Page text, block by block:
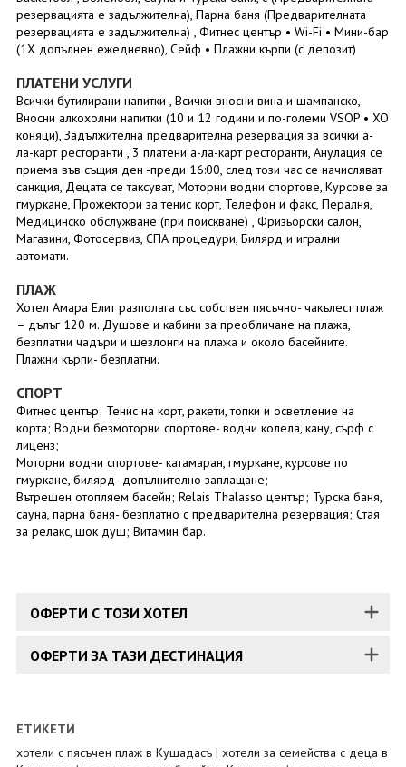
резервацията е задължителна), Парна баня (Предварителната
резервацията е задължителна) , Фитнес център • Wi-Fi • Мини-бар
(1X допълнен ежедневно), Сейф • Плажни кърпи (с депозит)
ПЛАТЕНИ УСЛУГИ
Всички бутилирани напитки , Всички вносни вина и шампанско,
Вносни алкохолни напитки (10 и 12 години и по-големи VSOP • XO
коняци), Задължителна предварителна резервация за всички а-
ла-карт ресторанти , 3 платени а-ла-карт ресторанти, Анулация се
приема във същия ден -преди 16:00, след този час се начисляват
санкция, Децата се таксуват, Моторни водни спортове, Курсове за
гмуркане, Прожектори за тенис корт, Телефон и факс, Пералня,
Медицинско обслужване (при поискване) , Фризьорски салон,
Магазини, Фотосервиз, СПА процедури, Билярд и игрални
автомати.
ПЛАЖ
Хотел Амара Елит разполага със собствен пясъчно- чакълест плаж
– дълъг 120 м. Душове и кабини за преобличане на плажа,
безплатни чадъри и шезлонги на плажа и около басейните.
Плажни кърпи- безплатни.
СПОРТ
Фитнес център; Тенис на корт, ракети, топки и осветление на
корта; Водни безмоторни спортове- водни колела, кану, сърф с
лиценз;
Моторни водни спортове- катамаран, гмуркане, курсове по
гмуркане, билярд- допълнително заплащане;
Вътрешен отопляем басейн; Relais Thalasso център; Турска баня,
сауна, парна баня- безплатно с предварителна резервация; Стая
за релакс, шок душ; Витамин бар.
ОФЕРТИ С ТОЗИ ХОТЕЛ
ОФЕРТИ ЗА ТАЗИ ДЕСТИНАЦИЯ
ЕТИКЕТИ
хотели с пясъчен плаж в Кушадасъ | хотели за семейства с деца в